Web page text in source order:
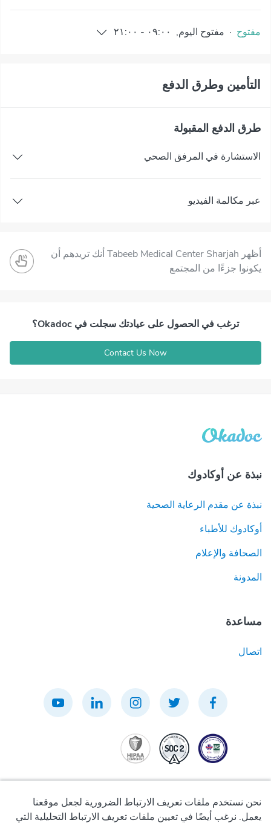
مفتوح · مفتوح اليوم, ٠٩:٠٠ - ٢١:٠٠
التأمين وطرق الدفع
طرق الدفع المقبولة
الاستشارة في المرفق الصحي
عبر مكالمة الفيديو
أظهر Tabeeb Medical Center Sharjah أنك تريدهم أن
يكونوا جزءًا من المجتمع
ترغب في الحصول على عيادتك سجلت في Okadoc؟
Contact Us Now
نبذة عن أوكادوك
نبذة عن مقدم الرعاية الصحية
أوكادوك للأطباء
الصحافة والإعلام
المدونة
مساعدة
اتصال
نحن نستخدم ملفات تعريف الارتباط الضرورية لجعل موقعنا
يعمل. نرغب أيضًا في تعيين ملفات تعريف الارتباط التحليلية التي